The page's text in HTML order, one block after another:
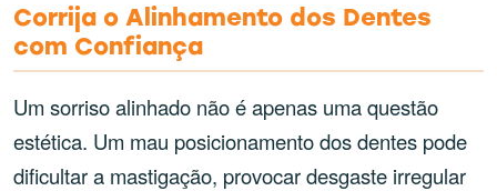
Corrija o Alinhamento dos Dentes
com Confiança
Um sorriso alinhado não é apenas uma questão
estética. Um mau posicionamento dos dentes pode
dificultar a mastigação, provocar desgaste irregular